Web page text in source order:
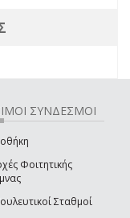
ΣΥΝΔΕΣΜΟΙ
Φοιτητικής
Σταθμοί